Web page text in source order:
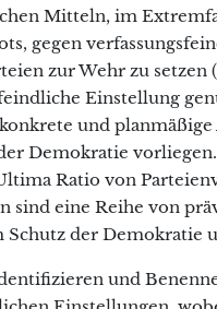
Mitteln, im
gegen
zur Wehr zu setzen
Einstellung
und
Demokratie vorliegen.
Ratio von
sind eine Reihe von
Schutz der Demokratie
und